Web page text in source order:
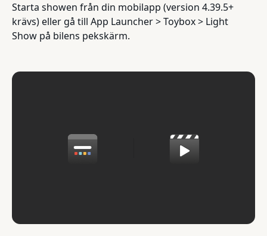
Starta showen från din mobilapp (version 4.39.5+
krävs) eller gå till App Launcher > Toybox > Light
Show på bilens pekskärm.